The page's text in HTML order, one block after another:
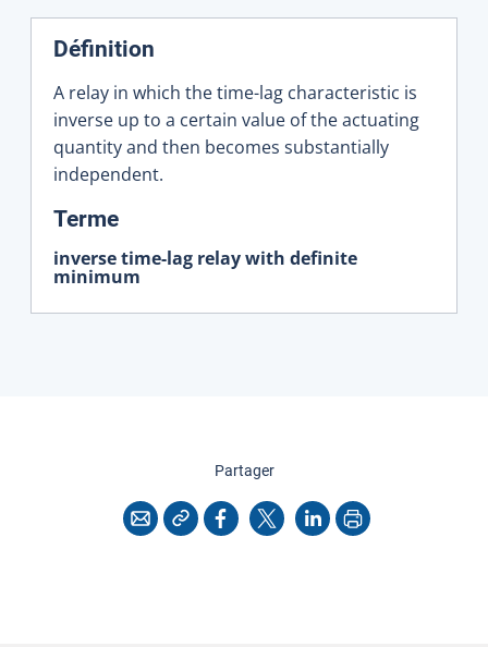
Définition
A relay in which the time-lag characteristic is
inverse up to a certain value of the actuating
quantity and then becomes substantially
independent.
Terme:
inverse time-lag relay with definite
minimum
Partagercette page
CourrielCopier l'adresse
Facebook
X LinkedInImprimer